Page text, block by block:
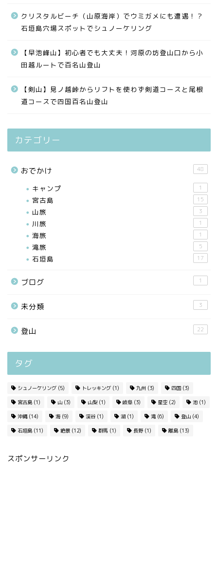
クリスタルビーチ（山原海岸）でウミガメにも遭遇！？
石垣島穴場スポットでシュノーケリング
【早池峰山】初心者でも大丈夫！河原の坊登山口から小
田越ルートで百名山登山
【剣山】見ノ越峠からリフトを使わず剣道コースと尾根
道コースで四国百名山登山
カテゴリー
おでかけ 48
キャンプ 1
宮古島 15
山旅 3
川旅 1
海旅 1
滝旅 5
石垣島 17
ブログ 1
未分類 3
登山 22
タグ
シュノーケリング (5) トレッキング (1) 九州 (3) 四国 (3)
宮古島 (1) 山 (3) 山梨 (1) 岐阜 (3) 星空 (2) 池 (1)
沖縄(14) 海 (9) 渓谷 (1) 湖 (1) 滝 (6) 登山 (4)
石垣島 (11) 絶景 (12) 群馬 (1) 長野 (1) 離島 (13)
スポンサーリンク